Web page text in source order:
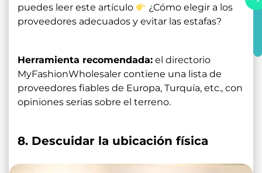
puedes leer este artículo
¿Cómo elegir a los
proveedores adecuados y evitar las estafas?
Herramienta recomendada: el directorio
MyFashionWholesaler contiene una lista de
proveedores fiables de Europa, Turquía, etc., con
opiniones serias sobre el terreno.
8. Descuidar la ubicación física